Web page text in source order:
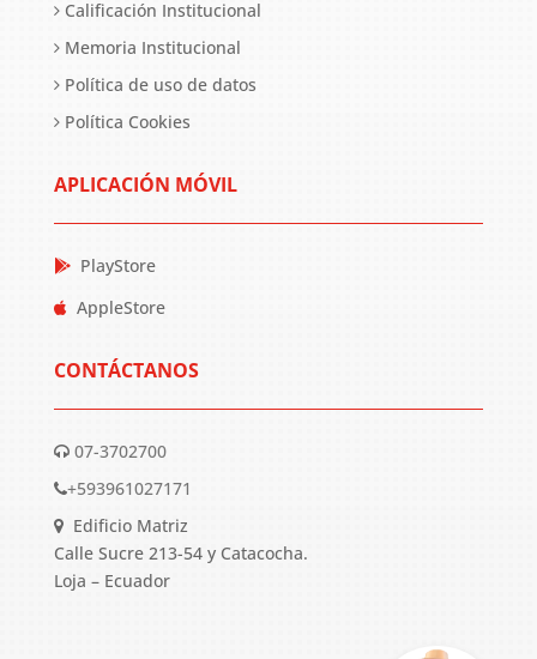
Calificación Institucional
Memoria Institucional
Política de uso de datos
Política Cookies
APLICACIÓN MÓVIL
PlayStore
AppleStore
CONTÁCTANOS
07-3702700
+593961027171
Edificio Matriz
Calle Sucre 213-54 y Catacocha.
Loja – Ecuador